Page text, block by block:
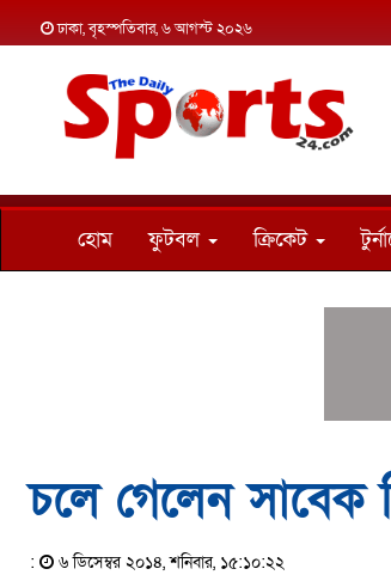
ঢাকা, বৃহস্পতিবার, ৬ আগস্ট ২০২৬
হোম ফুটবল ক্রিকেট
চলে গেলেন সাবেক
: ৬ ডিসেম্বর ২০১৪, শনিবার, ১৫:১০:২২